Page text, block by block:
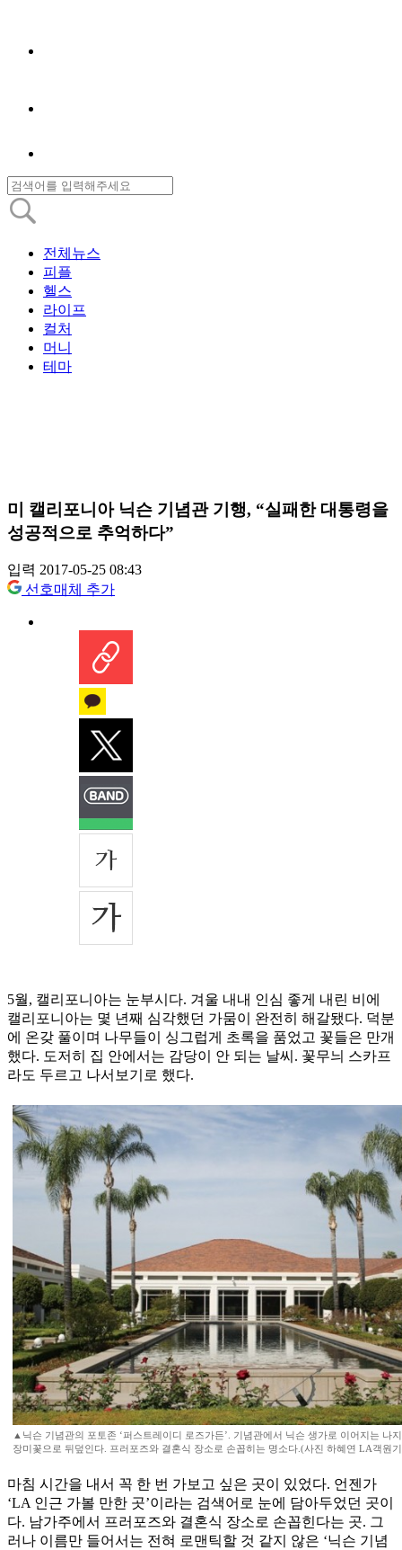
전체뉴스
피플
헬스
라이프
컬처
머니
테마
미 캘리포니아 닉슨 기념관 기행, “실패한 대통령을
성공적으로 추억하다”
입력 2017-05-25 08:43
선호매체 추가
5월, 캘리포니아는 눈부시다. 겨울 내내 인심 좋게 내린 비에
캘리포니아는 몇 년째 심각했던 가뭄이 완전히 해갈됐다. 덕분
에 온갖 풀이며 나무들이 싱그럽게 초록을 품었고 꽃들은 만개
했다. 도저히 집 안에서는 감당이 안 되는 날씨. 꽃무늬 스카프
라도 두르고 나서보기로 했다.
▲닉슨 기념관의 포토존 ‘퍼스트레이디 로즈가든’. 기념관에서 닉슨 생가로 이어지는 나
장미꽃으로 뒤덮인다. 프러포즈와 결혼식 장소로 손꼽히는 명소다.(사진 하혜연 LA객원
마침 시간을 내서 꼭 한 번 가보고 싶은 곳이 있었다. 언젠가
‘LA 인근 가볼 만한 곳’이라는 검색어로 눈에 담아두었던 곳이
다. 남가주에서 프러포즈와 결혼식 장소로 손꼽힌다는 곳. 그
러나 이름만 들어서는 전혀 로맨틱할 것 같지 않은 ‘닉슨 기념